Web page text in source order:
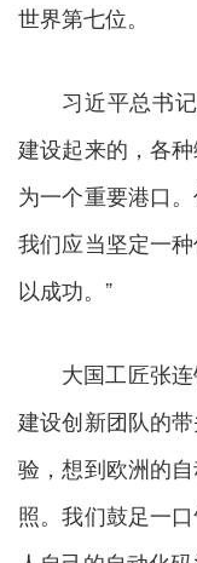
世界第七位。
习近平总书
建设起来的，各
为一个重要港口
我们应当坚定一
以成功。”
大国工匠张
建设创新团队的
验，想到欧洲的
照。我们鼓足一